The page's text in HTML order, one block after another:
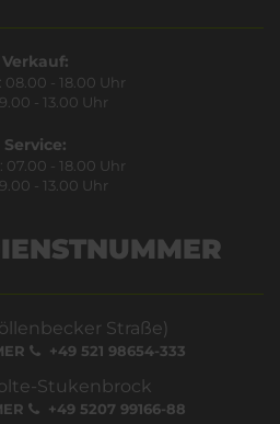
Verkauf:
08.00 - 18.00 Uhr
- 13.00 Uhr
Service:
07.00 - 18.00 Uhr
- 13.00 Uhr
Straße)
+49 521 98654-333
Stukenbrock
+49 5207 99166-88